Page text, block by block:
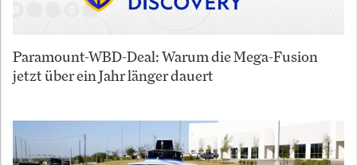
Paramount-WBD-Deal: Warum die Mega-Fusion
jetzt über ein Jahr länger dauert